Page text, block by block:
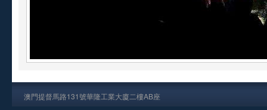
澳門提督馬路131號華隆工業大廈二樓AB座